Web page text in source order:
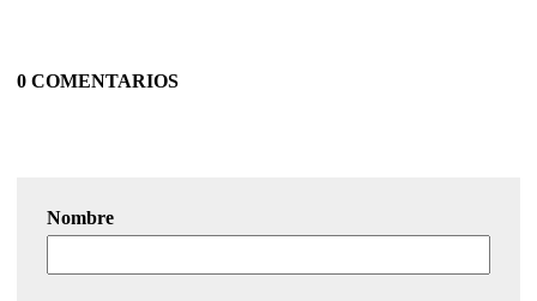
0 COMENTARIOS
Nombre